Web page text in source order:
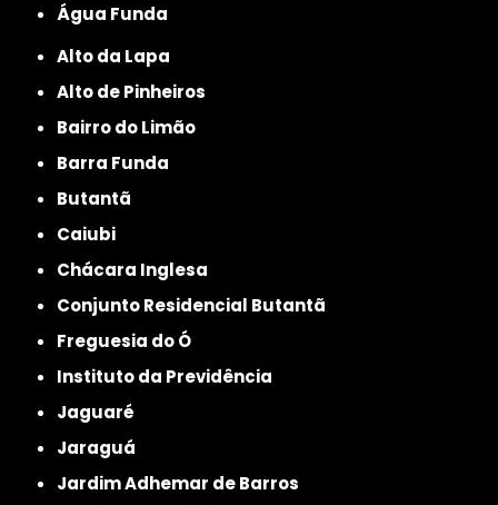
Água Funda
Alto da Lapa
Alto de Pinheiros
Bairro do Limão
Barra Funda
Butantã
Caiubi
Chácara Inglesa
Conjunto Residencial Butantã
Freguesia do Ó
Instituto da Previdência
Jaguaré
Jaraguá
Jardim Adhemar de Barros